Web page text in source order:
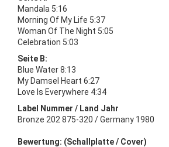
Mandala 5:16
Morning Of My Life 5:37
Woman Of The Night 5:05
Celebration 5:03
Seite B:
Blue Water 8:13
My Damsel Heart 6:27
Love Is Everywhere 4:34
Label Nummer / Land Jahr
Bronze 202 875-320 / Germany 1980
Bewertung: (Schallplatte / Cover)